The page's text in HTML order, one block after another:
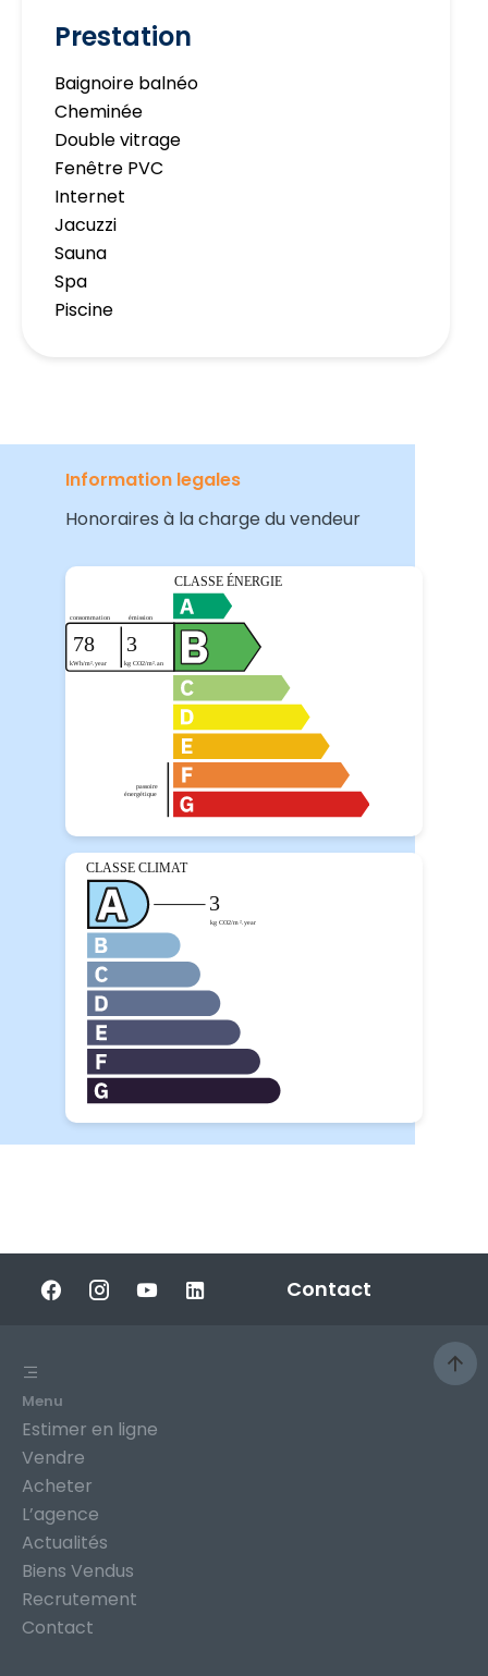
Prestation
Baignoire balnéo
Cheminée
Double vitrage
Fenêtre PVC
Internet
Jacuzzi
Sauna
Spa
Piscine
Information legales
Honoraires à la charge du vendeur
Contact
Menu
Estimer en ligne
Vendre
Acheter
L’agence
Actualités
Biens Vendus
Recrutement
Contact